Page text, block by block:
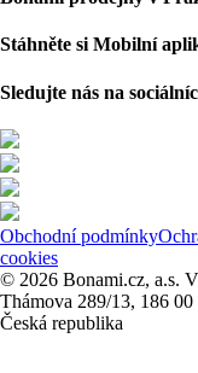
Stáhněte si Mobilní
Sledujte nás na
Obchodní podmínky
cookies
© 2026 Bonami.cz, a.s.
Thámova 289/13, 186 00
Česká republika